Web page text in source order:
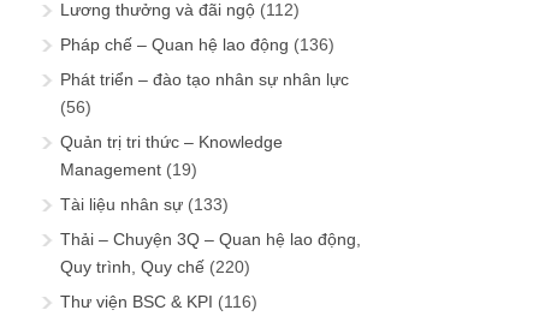
Lương thưởng và đãi ngộ (112)
Pháp chế – Quan hệ lao động (136)
Phát triển – đào tạo nhân sự nhân lực
(56)
Quản trị tri thức – Knowledge
Management (19)
Tài liệu nhân sự (133)
Thải – Chuyện 3Q – Quan hệ lao động,
Quy trình, Quy chế (220)
Thư viện BSC & KPI (116)